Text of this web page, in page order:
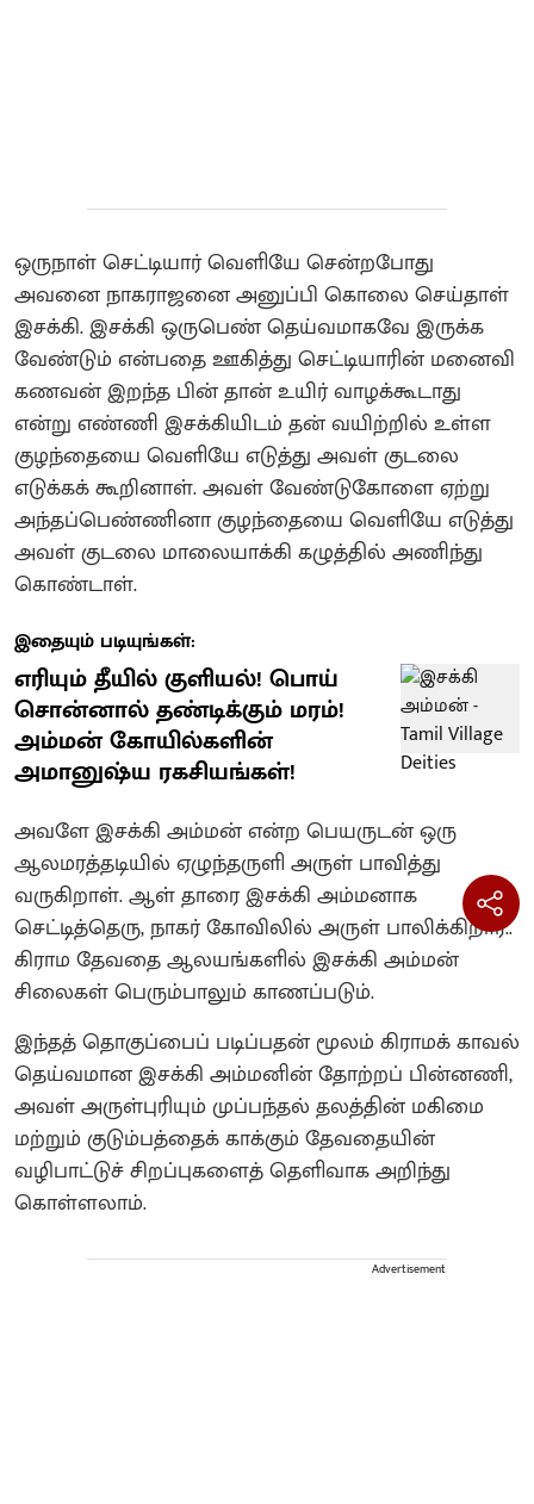
ஒருநாள் செட்டியார் வெளியே சென்றபோது
அவனை நாகராஜனை அனுப்பி கொலை செய்தாள்‌
இசக்கி. இசக்கி ஒருபெண் தெய்வமாகவே இருக்க
வேண்டும் என்பதை ஊகித்து செட்டியாரின் மனைவி
கணவன் இறந்த பின் தான் உயிர் வாழக்கூடாது
என்று எண்ணி இசக்கியிடம் தன் வயிற்றில் உள்ள
குழந்தையை வெளியே எடுத்து அவள் குடலை
எடுக்கக் கூறினாள். அவள் வேண்டுகோளை ஏற்று
அந்தப்பெண்ணினா குழந்தையை வெளியே எடுத்து
அவள் குடலை மாலையாக்கி கழுத்தில் அணிந்து
கொண்டாள்.
இதையும் படியுங்கள்:
எரியும் தீயில் குளியல்! பொய்
சொன்னால் தண்டிக்கும் மரம்!
அம்மன் கோயில்களின்
அமானுஷ்ய ரகசியங்கள்!
அவளே இசக்கி அம்மன் என்ற பெயருடன் ஒரு
ஆலமரத்தடியில் ஏழுந்தருளி அருள் பாவித்து
வருகிறாள்.‌ ஆள் தாரை இசக்கி அம்மனாக
செட்டித்தெரு, நாகர் கோவிலில் அருள் பாலிக்கிறார்..
கிராம தேவதை ஆலயங்களில் இசக்கி அம்மன்
சிலைகள் பெரும்பாலும் காணப்படும்.
இந்தத் தொகுப்பைப் படிப்பதன் மூலம் கிராமக் காவல்
தெய்வமான இசக்கி அம்மனின் தோற்றப் பின்னணி,
அவள் அருள்புரியும் முப்பந்தல் தலத்தின் மகிமை
மற்றும் குடும்பத்தைக் காக்கும் தேவதையின்
வழிபாட்டுச் சிறப்புகளைத் தெளிவாக அறிந்து
கொள்ளலாம்.
Advertisement